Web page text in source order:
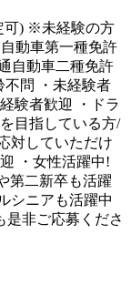
可) ※未経験の方
動車第一種免許
自動車二種免許
不問 ・未経験者
験者歓迎 ・ドラ
目指している方/
対していただけ
・女性活躍中!
第二新卒も活躍
シニアも活躍中
是非ご応募くださ